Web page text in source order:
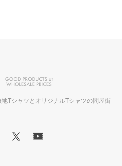
地TシャツとオリジナルTシャツの問屋街